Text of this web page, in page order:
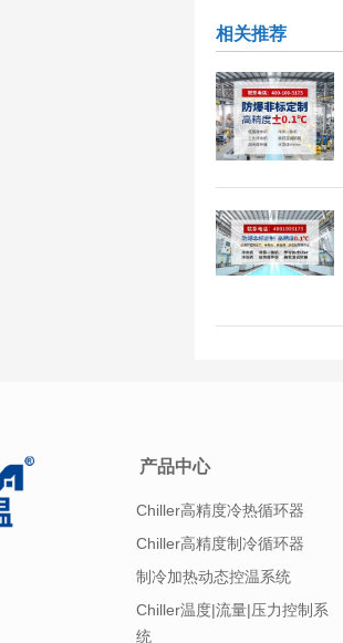
相关推荐
产品中心
Chiller高精度冷热循环器
Chiller高精度制冷循环器
制冷加热动态控温系统
Chiller温度|流量|压力控制系
统